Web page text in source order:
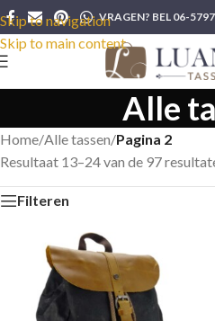
Skip to navigation
Skip to main content
VRAGEN? BEL 06-
Alle
Home/Alle tassen/Pagina 2
Resultaat 13–24 van de 97
Filteren